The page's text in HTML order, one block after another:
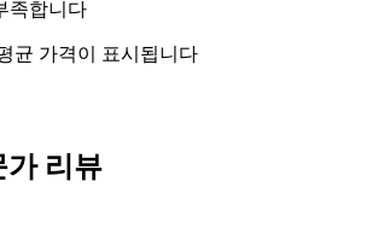
족합니다
균 가격이 표시됩니다
가 리뷰